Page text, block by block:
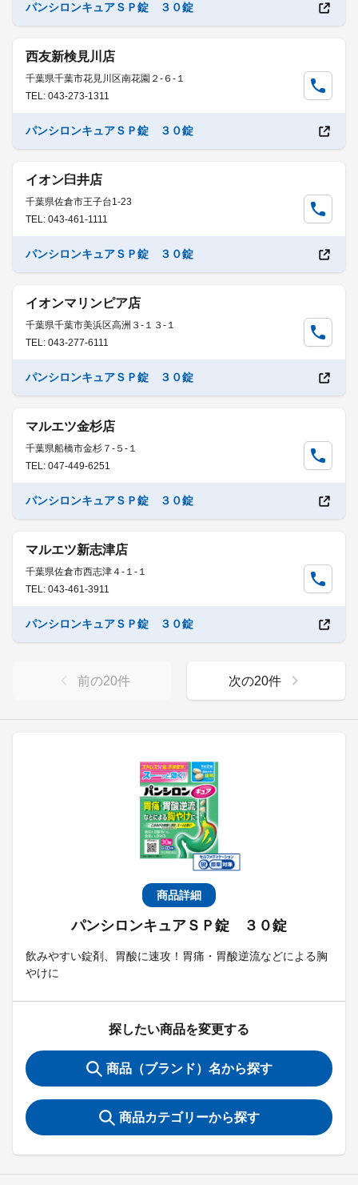
商品詳細
パンシロンキュアＳＰ錠 ３０錠
飲みやすい錠剤、胃酸に速攻！胃痛・胃酸逆流などによる胸
やけに
探したい商品を変更する
商品（ブランド）名から探す
商品カテゴリーから探す
パンシロンキュアＳＰ錠 ３０錠
西友新検見川店
千葉県千葉市花見川区南花園２-６-１
TEL: 043-273-1311
パンシロンキュアＳＰ錠 ３０錠
イオン臼井店
千葉県佐倉市王子台1-23
TEL: 043-461-1111
パンシロンキュアＳＰ錠 ３０錠
イオンマリンピア店
千葉県千葉市美浜区高洲３-１３-１
TEL: 043-277-6111
パンシロンキュアＳＰ錠 ３０錠
マルエツ金杉店
千葉県船橋市金杉７-５-１
TEL: 047-449-6251
パンシロンキュアＳＰ錠 ３０錠
マルエツ新志津店
千葉県佐倉市西志津４-１-１
TEL: 043-461-3911
パンシロンキュアＳＰ錠 ３０錠
前の20件 次の20件